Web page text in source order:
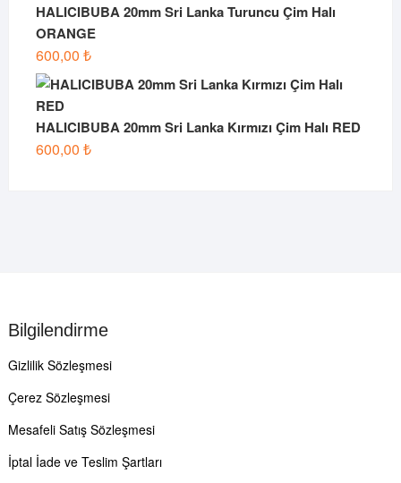
HALICIBUBA 20mm Sri Lanka Turuncu Çim Halı
ORANGE
600,00 ₺
HALICIBUBA 20mm Sri Lanka Kırmızı Çim Halı RED
600,00 ₺
Bilgilendirme
Gizlilik Sözleşmesi
Çerez Sözleşmesi
Mesafeli Satış Sözleşmesi
İptal İade ve Teslim Şartları